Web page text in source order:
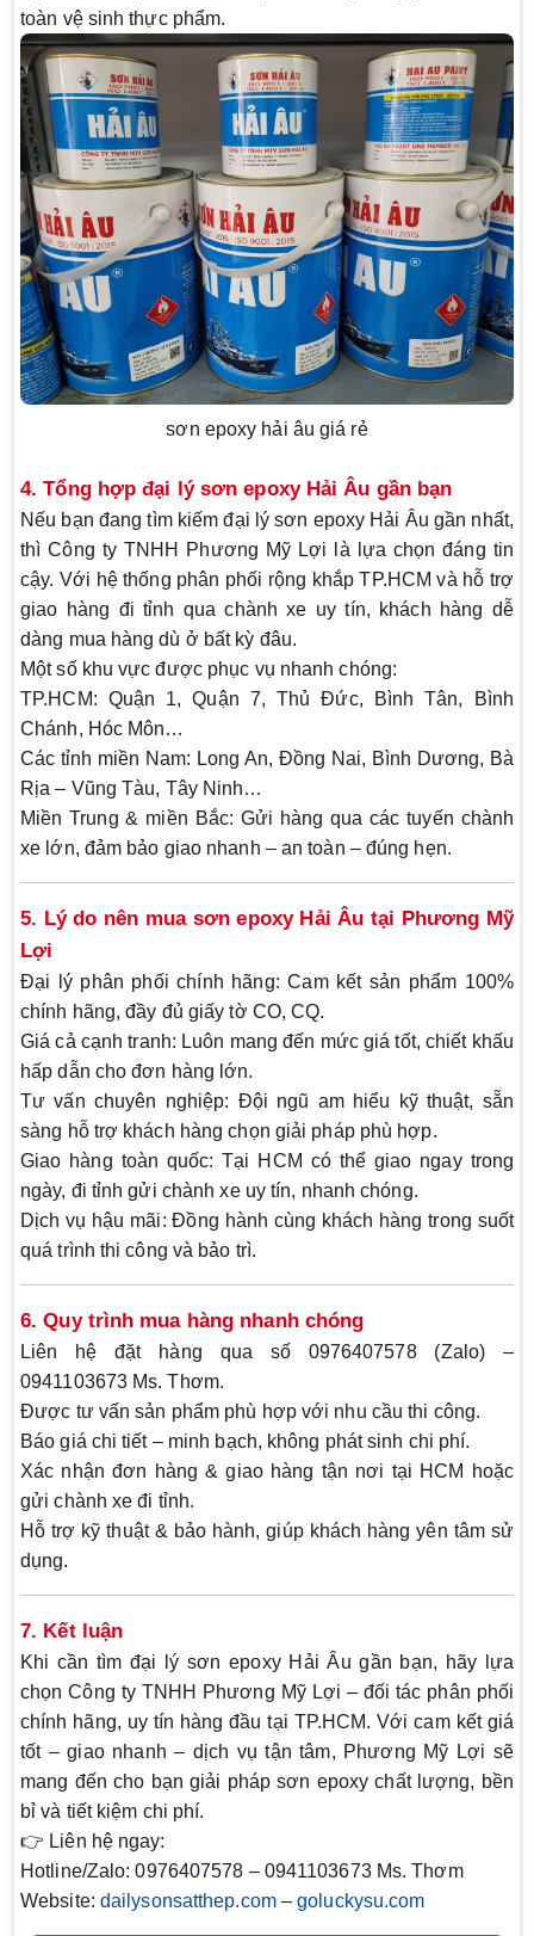
toàn vệ sinh thực phẩm.
sơn epoxy hải âu giá rẻ
4. Tổng hợp đại lý sơn epoxy Hải Âu gần bạn
Nếu bạn đang tìm kiếmđại lý sơn epoxy Hải Âu gần nhất,
thìCông ty TNHH Phương Mỹ Lợi là lựa chọn đáng tin
cậy. Với hệ thống phân phối rộng khắp TP.HCM và hỗ trợ
giao hàng đi tỉnh qua chành xe uy tín, khách hàng dễ
dàng mua hàng dù ở bất kỳ đâu.
Một số khu vực được phục vụ nhanh chóng:
TP.HCM: Quận 1, Quận 7, Thủ Đức, Bình Tân, Bình
Chánh, Hóc Môn…
Các tỉnh miền Nam: Long An, Đồng Nai, Bình Dương, Bà
Rịa – Vũng Tàu, Tây Ninh…
Miền Trung & miền Bắc: Gửi hàng qua các tuyến chành
xe lớn, đảm bảo giao nhanh – an toàn – đúng hẹn.
5. Lý do nên mua sơn epoxy Hải Âu tại Phương Mỹ
Lợi
Đại lý phân phối chính hãng: Cam kết sản phẩm 100%
chính hãng, đầy đủ giấy tờ CO, CQ.
Giá cả cạnh tranh: Luôn mang đến mức giá tốt, chiết khấu
hấp dẫn cho đơn hàng lớn.
Tư vấn chuyên nghiệp: Đội ngũ am hiểu kỹ thuật, sẵn
sàng hỗ trợ khách hàng chọn giải pháp phù hợp.
Giao hàng toàn quốc: Tại HCM có thể giao ngay trong
ngày, đi tỉnh gửi chành xe uy tín, nhanh chóng.
Dịch vụ hậu mãi: Đồng hành cùng khách hàng trong suốt
quá trình thi công và bảo trì.
6. Quy trình mua hàng nhanh chóng
Liên hệ đặt hàng qua số 0976407578 (Zalo) –
0941103673 Ms. Thơm.
Được tư vấn sản phẩm phù hợpvới nhu cầu thi công.
Báo giá chi tiết – minh bạch, không phát sinh chi phí.
Xác nhận đơn hàng & giao hàng tận nơi tại HCM hoặc
gửi chành xe đi tỉnh.
Hỗ trợ kỹ thuật & bảo hành, giúp khách hàng yên tâm sử
dụng.
7. Kết luận
Khi cần tìmđại lý sơn epoxy Hải Âu gần bạn, hãy lựa
chọnCông ty TNHH Phương Mỹ Lợi – đối tác phân phối
chính hãng, uy tín hàng đầu tại TP.HCM. Với cam kết giá
tốt – giao nhanh – dịch vụ tận tâm, Phương Mỹ Lợi sẽ
mang đến cho bạn giải pháp sơn epoxy chất lượng, bền
bỉ và tiết kiệm chi phí.
👉 Liên hệ ngay:
Hotline/Zalo: 0976407578 – 0941103673 Ms. Thơm
Website: dailysonsatthep.com–goluckysu.com